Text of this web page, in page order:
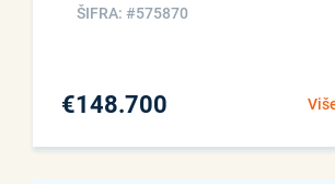
ŠIFRA: #575870
€148.700